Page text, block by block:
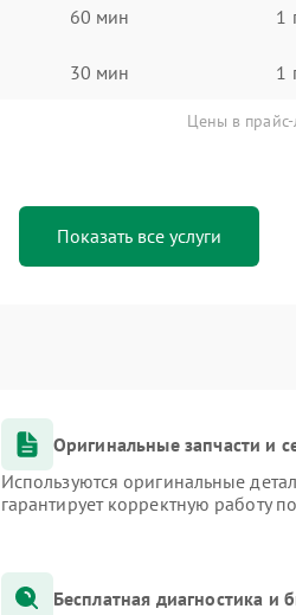
60 мин 1
30 мин 1
Цены в прайс-
Показать все услуги
Оригинальные запчасти и
Используются оригинальные
гарантирует корректную работу
Бесплатная диагностика и